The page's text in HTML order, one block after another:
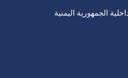
الجمهورية اليمنية